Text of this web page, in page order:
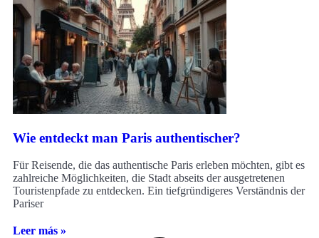
Wie entdeckt man Paris authentischer?
Für Reisende, die das authentische Paris erleben möchten, gibt es
zahlreiche Möglichkeiten, die Stadt abseits der ausgetretenen
Touristenpfade zu entdecken. Ein tiefgründigeres Verständnis der
Pariser
Leer más »